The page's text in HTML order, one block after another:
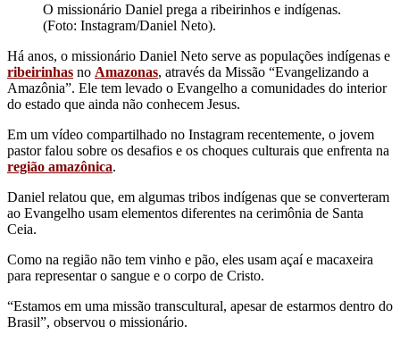
O missionário Daniel prega a ribeirinhos e indígenas.
(Foto: Instagram/Daniel Neto).
Há anos, o missionário Daniel Neto serve as populações indígenas e
ribeirinhas no Amazonas, através da Missão “Evangelizando a
Amazônia”. Ele tem levado o Evangelho a comunidades do interior
do estado que ainda não conhecem Jesus.
Em um vídeo compartilhado no Instagram recentemente, o jovem
pastor falou sobre os desafios e os choques culturais que enfrenta na
região amazônica.
Daniel relatou que, em algumas tribos indígenas que se converteram
ao Evangelho usam elementos diferentes na cerimônia de Santa
Ceia.
Como na região não tem vinho e pão, eles usam açaí e macaxeira
para representar o sangue e o corpo de Cristo.
“Estamos em uma missão transcultural, apesar de estarmos dentro do
Brasil”, observou o missionário.